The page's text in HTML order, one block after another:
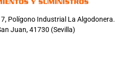
Polígono Industrial La Algodonera.
Juan, 41730 (Sevilla)